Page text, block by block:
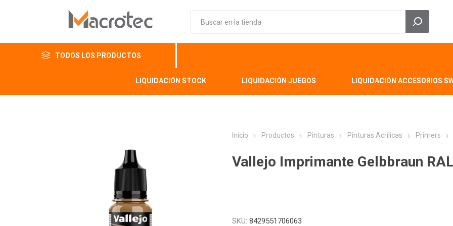
TODOS LOS PRODUCTOS
LIQUIDACIÓN STOCK LIQUIDACIÓN JUEGOS LIQUIDACIÓN ACCESORIOS
Inicio Productos Pinturas Pinturas Acrílicas Primers
Vallejo Imprimante Gelbbraun
SKU: 8429551706063